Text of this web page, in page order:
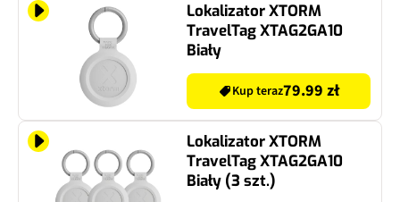
Lokalizator XTORM
TravelTag XTAG2GA10
Biały
Kup teraz79.99 zł
Lokalizator XTORM
TravelTag XTAG2GA10
Biały (3 szt.)